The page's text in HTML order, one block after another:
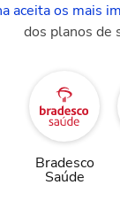
aceita os mais
dos planos de
Bradesco
Saúde